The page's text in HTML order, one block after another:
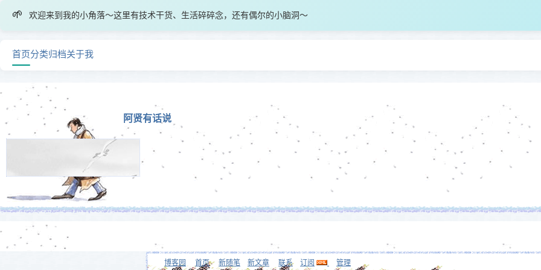
🌱 欢迎来到我的小角落～这里有技术干货、生活碎碎念，还有偶尔的小脑洞～
首页 分类归档关于我
阿贤有话说
博客园 首页 新随笔 新文章 联系 订阅 管理